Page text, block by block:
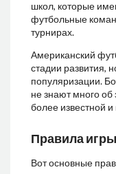
школ, которые
футбольные
турнирах.
Американский
стадии развития,
популяризации.
не знают много об
более известной
Правила
Вот основные